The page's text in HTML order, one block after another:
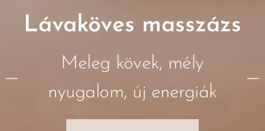
Lávaköves masszázs
Meleg kövek, mély
nyugalom, új energiák